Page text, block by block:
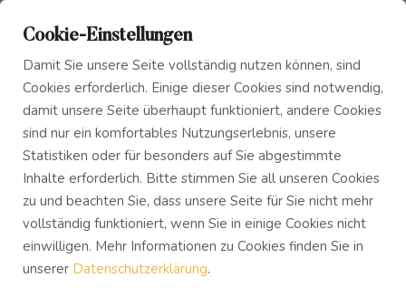
Das Innere Kind
Innerer Frieden
Blog
Podcast
Buch
Dein "Innerer Kritiker",
die Stimme in deinem
Kopf und wie du sie
endlich zum Schweigen
Cookie-Einstellungen
Damit Sie unsere Seite vollständig nutzen können, sind
Cookies erforderlich. Einige dieser Cookies sind notwendig,
damit unsere Seite überhaupt funktioniert, andere Cookies
sind nur ein komfortables Nutzungserlebnis, unsere
Statistiken oder für besonders auf Sie abgestimmte
Inhalte erforderlich. Bitte stimmen Sie all unseren Cookies
zu und beachten Sie, dass unsere Seite für Sie nicht mehr
vollständig funktioniert, wenn Sie in einige Cookies nicht
einwilligen. Mehr Informationen zu Cookies finden Sie in
unserer Datenschutzerklärung.